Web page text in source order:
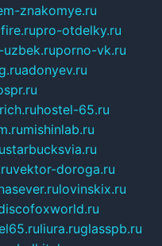
znakomye.ru
pro-otdelky.ru
uzbek.ruporno-vk.ru
adonyev.ru
hostel-65.ru
mishinlab.ru
starbucksvia.ru
vektor-doroga.ru
lovinskix.ru
liura.ruglasspb.ru